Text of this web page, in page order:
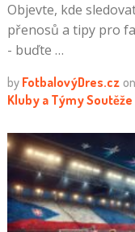
Objevte, kde
přenosů a tipy pro
- buďte …
by FotbalovýDres.cz on
Kluby a Týmy